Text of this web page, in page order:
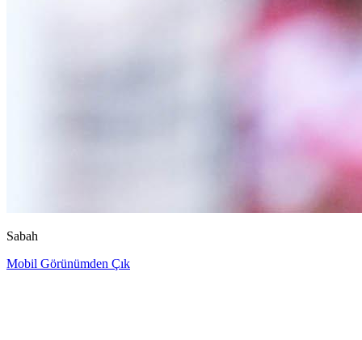
Sabah
Mobil Görünümden Çık